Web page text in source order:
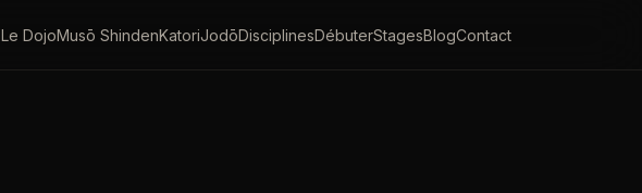
Le DojoMusō ShindenKatoriJodōDisciplinesDébuterStagesBlogContact